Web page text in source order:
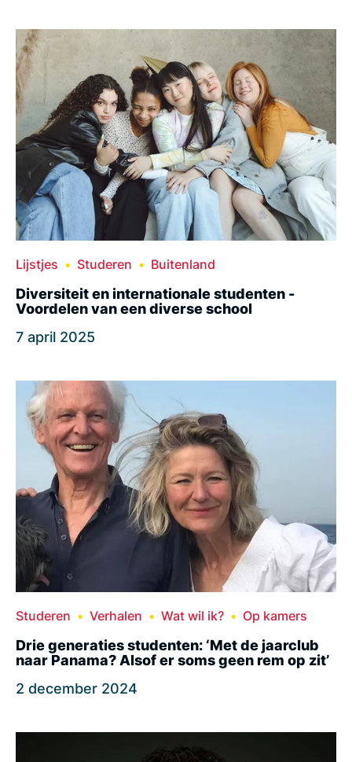
Lijstjes Studeren Buitenland
Diversiteit en internationale studenten -
Voordelen van een diverse school
7 april 2025
Studeren Verhalen Wat wil ik? Op kamers
Drie generaties studenten: ‘Met de jaarclub
naar Panama? Alsof er soms geen rem op zit’
2 december 2024